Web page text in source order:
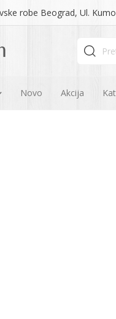
robe Beograd, Ul.
Novo Akcija